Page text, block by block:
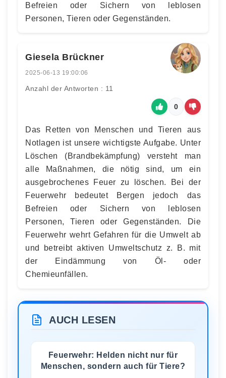
Befreien oder Sichern von leblosen
Personen, Tieren oder Gegenständen.
Giesela Brückner
2025-06-13 19:00:06
Anzahl der Antworten : 11
0
Das Retten von Menschen und Tieren aus
Notlagen ist unsere wichtigste Aufgabe. Unter
Löschen (Brandbekämpfung) versteht man
alle Maßnahmen, die nötig sind, um ein
ausgebrochenes Feuer zu löschen. Bei der
Feuerwehr bedeutet Bergen jedoch das
Befreien oder Sichern von leblosen
Personen, Tieren oder Gegenständen. Die
Feuerwehr wehrt Gefahren für die Umwelt ab
und betreibt aktiven Umweltschutz z. B. mit
der Eindämmung von Öl- oder
Chemieunfällen.
AUCH LESEN
Feuerwehr: Helden nicht nur für
Menschen, sondern auch für Tiere?